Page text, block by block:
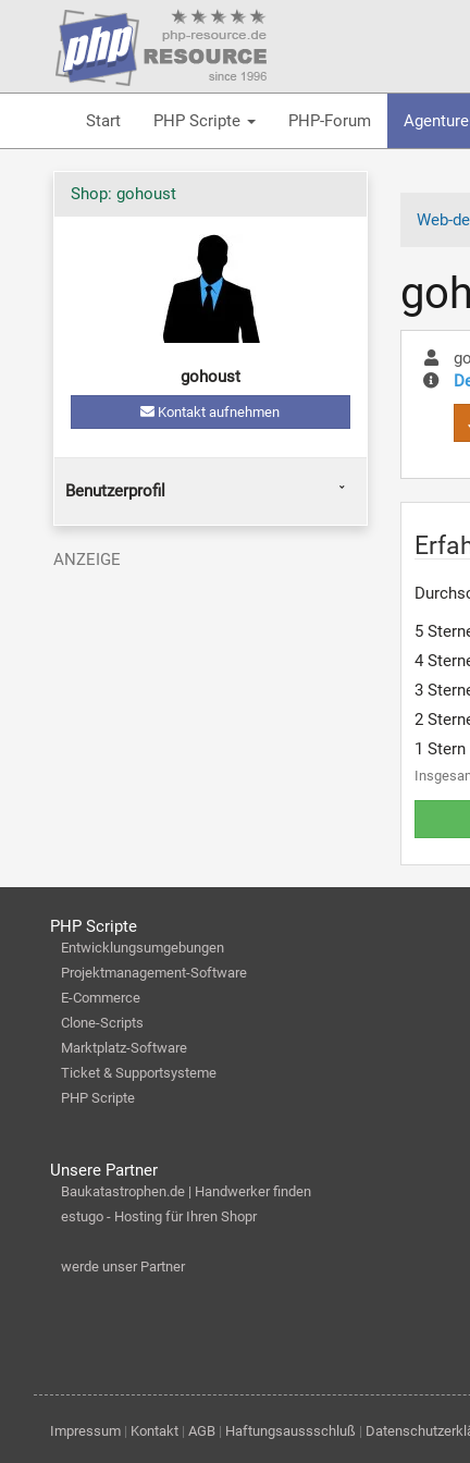
Start PHP Scripte PHP-Forum
Web-
5
4
3
2
1 Stern
Shop: gohoust
gohoust
Kontakt aufnehmen
Benutzerprofil
PHP Scripte
Entwicklungsumgebungen
Projektmanagement-Software
E-Commerce
Clone-Scripts
Marktplatz-Software
Ticket & Supportsysteme
PHP Scripte
Unsere Partner
Baukatastrophen.de | Handwerker finden
estugo - Hosting für Ihren Shopr
werde unser Partner
Impressum| Kontakt| AGB| Haftungsaussschluß |